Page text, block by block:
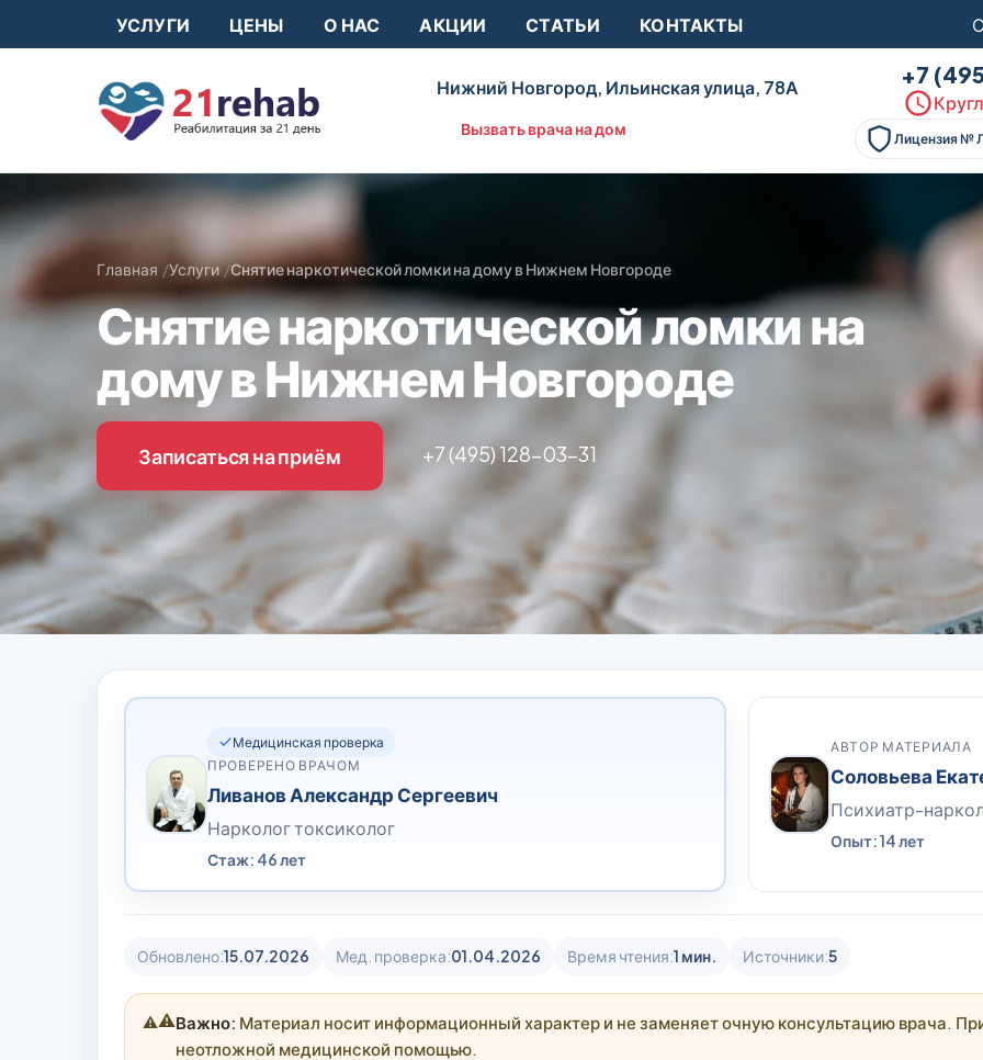
УСЛУГИ ЦЕНЫ О НАС АКЦИИ СТАТЬИ КОНТАКТЫ
Нижний Новгород, Ильинская улица, 78А
Вызвать врача на дом
+7
Лицензия №
Главная Услуги Снятие наркотической ломки на дому в Нижнем Новгороде
Снятие наркотической ломки на
дому в Нижнем Новгороде
Записаться на приём +7 (495) 128-03-31
Медицинская проверка
ПРОВЕРЕНО ВРАЧОМ
Ливанов Александр Сергеевич
Нарколог токсиколог
Стаж: 46 лет
АВТОР МАТЕРИАЛА
Соловьева
Психиатр-
Опыт: 14 лет
Обновлено:15.07.2026 Мед. проверка:01.04.2026 Время чтения:1 мин. Источники:5
⚠️Важно: Материал носит информационный характер и не заменяет очную консультацию врача.
неотложной медицинской помощью.